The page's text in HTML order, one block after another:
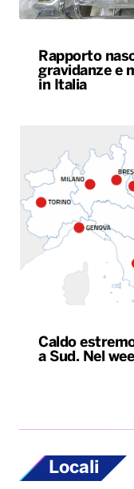
Rapporto
gravidanze e
in Italia
Caldo
a Sud. Nel
Locali